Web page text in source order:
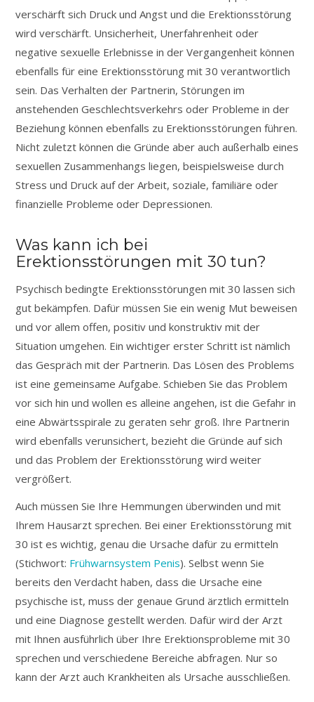
verschärft sich Druck und Angst und die Erektionsstörung
wird verschärft. Unsicherheit, Unerfahrenheit oder
negative sexuelle Erlebnisse in der Vergangenheit können
ebenfalls für eine Erektionsstörung mit 30 verantwortlich
sein. Das Verhalten der Partnerin, Störungen im
anstehenden Geschlechtsverkehrs oder Probleme in der
Beziehung können ebenfalls zu Erektionsstörungen führen.
Nicht zuletzt können die Gründe aber auch außerhalb eines
sexuellen Zusammenhangs liegen, beispielsweise durch
Stress und Druck auf der Arbeit, soziale, familiäre oder
finanzielle Probleme oder Depressionen.
Was kann ich bei
Erektionsstörungen mit 30 tun?
Psychisch bedingte Erektionsstörungen mit 30 lassen sich
gut bekämpfen. Dafür müssen Sie ein wenig Mut beweisen
und vor allem offen, positiv und konstruktiv mit der
Situation umgehen. Ein wichtiger erster Schritt ist nämlich
das Gespräch mit der Partnerin. Das Lösen des Problems
ist eine gemeinsame Aufgabe. Schieben Sie das Problem
vor sich hin und wollen es alleine angehen, ist die Gefahr in
eine Abwärtsspirale zu geraten sehr groß. Ihre Partnerin
wird ebenfalls verunsichert, bezieht die Gründe auf sich
und das Problem der Erektionsstörung wird weiter
vergrößert.
Auch müssen Sie Ihre Hemmungen überwinden und mit
Ihrem Hausarzt sprechen. Bei einer Erektionsstörung mit
30 ist es wichtig, genau die Ursache dafür zu ermitteln
(Stichwort: Frühwarnsystem Penis). Selbst wenn Sie
bereits den Verdacht haben, dass die Ursache eine
psychische ist, muss der genaue Grund ärztlich ermitteln
und eine Diagnose gestellt werden. Dafür wird der Arzt
mit Ihnen ausführlich über Ihre Erektionsprobleme mit 30
sprechen und verschiedene Bereiche abfragen. Nur so
kann der Arzt auch Krankheiten als Ursache ausschließen.